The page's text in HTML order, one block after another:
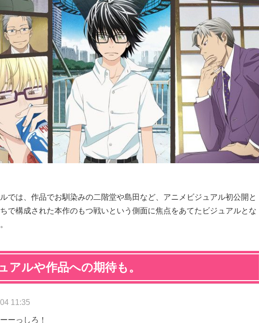
では、作品でお馴染みの二階堂や島田など、アニメビジュアル初公開と
で構成された本作のもつ戦いという側面に焦点をあてたビジュアルとな
アルや作品への期待も。
11:35
ーっしろ！